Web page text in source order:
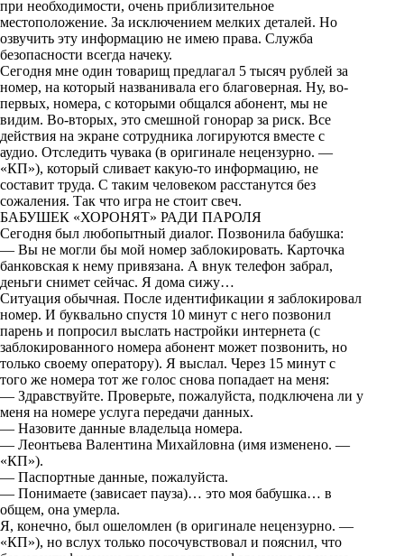
при необходимости, очень приблизительное
местоположение. За исключением мелких деталей. Но
озвучить эту информацию не имею права. Служба
безопасности всегда начеку.
Сегодня мне один товарищ предлагал 5 тысяч рублей за
номер, на который названивала его благоверная. Ну, во-
первых, номера, с которыми общался абонент, мы не
видим. Во-вторых, это смешной гонорар за риск. Все
действия на экране сотрудника логируются вместе с
аудио. Отследить чувака (в оригинале нецензурно. —
«КП»), который сливает какую-то информацию, не
составит труда. С таким человеком расстанутся без
сожаления. Так что игра не стоит свеч.
БАБУШЕК «ХОРОНЯТ» РАДИ ПАРОЛЯ
Сегодня был любопытный диалог. Позвонила бабушка:
— Вы не могли бы мой номер заблокировать. Карточка
банковская к нему привязана. А внук телефон забрал,
деньги снимет сейчас. Я дома сижу…
Ситуация обычная. После идентификации я заблокировал
номер. И буквально спустя 10 минут с него позвонил
парень и попросил выслать настройки интернета (с
заблокированного номера абонент может позвонить, но
только своему оператору). Я выслал. Через 15 минут с
того же номера тот же голос снова попадает на меня:
— Здравствуйте. Проверьте, пожалуйста, подключена ли у
меня на номере услуга передачи данных.
— Назовите данные владельца номера.
— Леонтьева Валентина Михайловна (имя изменено. —
«КП»).
— Паспортные данные, пожалуйста.
— Понимаете (зависает пауза)… это моя бабушка… в
общем, она умерла.
Я, конечно, был ошеломлен (в оригинале нецензурно. —
«КП»), но вслух только посочувствовал и пояснил, что